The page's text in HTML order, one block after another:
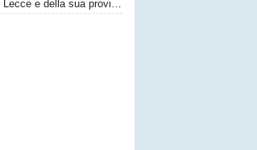
Calcio di Puglia, il primato di Lecce e della sua provincia